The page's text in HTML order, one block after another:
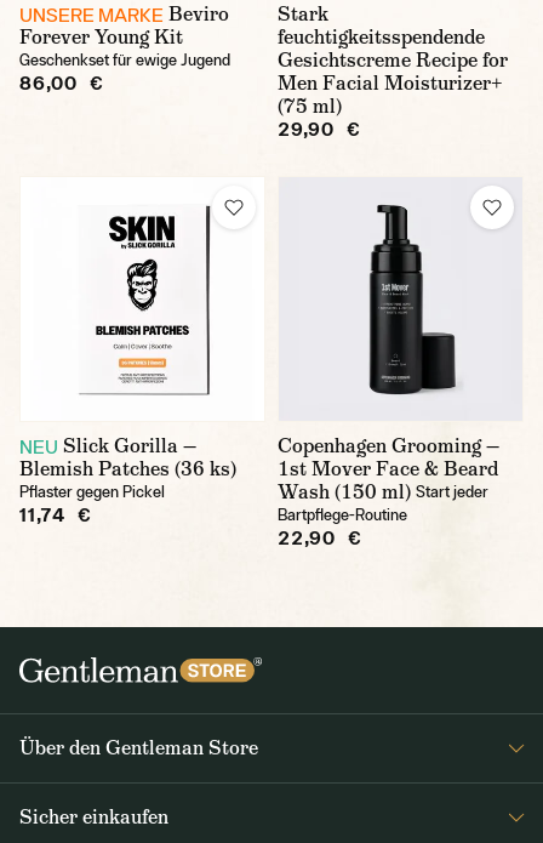
UNSERE MARKE Beviro
Forever Young Kit
Geschenkset für ewige Jugend
86,00 €
Stark
feuchtigkeitsspendende
Gesichtscreme Recipe for
Men Facial Moisturizer+
(75 ml)
29,90 €
NEU Slick Gorilla —
Blemish Patches (36 ks)
Pflaster gegen Pickel
11,74 €
Copenhagen Grooming —
1st Mover Face & Beard
Wash (150 ml) Start jeder
Bartpflege-Routine
22,90 €
Über den Gentleman Store
Sicher einkaufen